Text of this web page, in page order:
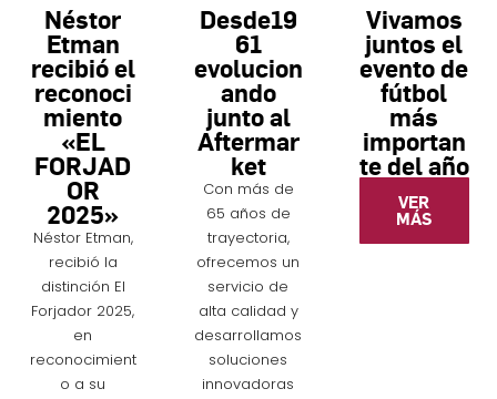
Néstor
Etman
recibió el
reconoci
miento
«EL
FORJAD
OR
2025»
Néstor Etman,
recibió la
distinción El
Forjador 2025,
en
reconocimient
o a su
Desde19
61
evolucion
ando
junto al
Aftermar
ket
Con más de
65 años de
trayectoria,
ofrecemos un
servicio de
alta calidad y
desarrollamos
soluciones
innovadoras
Vivamos
juntos el
evento de
fútbol
más
importan
te del año
VER
MÁS